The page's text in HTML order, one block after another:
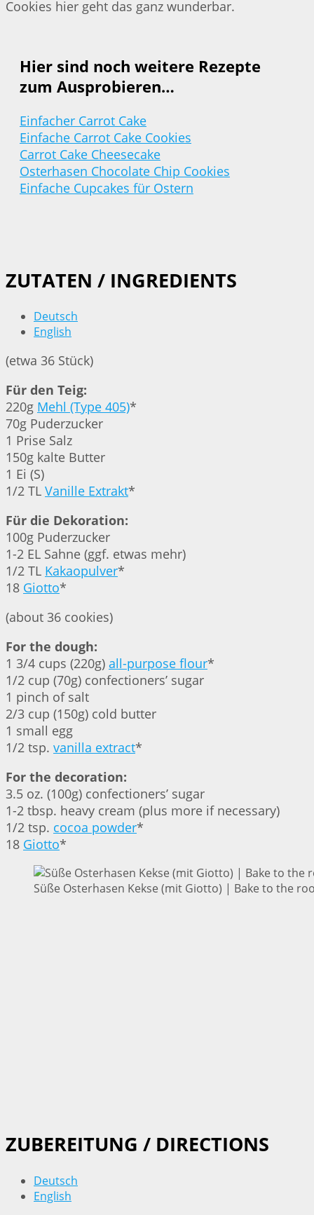
Cookies hier geht das ganz wunderbar.
Hier sind noch weitere Rezepte
zum Ausprobieren…
Einfacher Carrot Cake
Einfache Carrot Cake Cookies
Carrot Cake Cheesecake
Osterhasen Chocolate Chip Cookies
Einfache Cupcakes für Ostern
ZUTATEN / INGREDIENTS
Deutsch
English
(etwa 36 Stück)
Für den Teig:
220g Mehl (Type 405)*
70g Puderzucker
1 Prise Salz
150g kalte Butter
1 Ei (S)
1/2 TL Vanille Extrakt*
Für die Dekoration:
100g Puderzucker
1-2 EL Sahne (ggf. etwas mehr)
1/2 TL Kakaopulver*
18 Giotto*
(about 36 cookies)
For the dough:
1 3/4 cups (220g) all-purpose flour*
1/2 cup (70g) confectioners’ sugar
1 pinch of salt
2/3 cup (150g) cold butter
1 small egg
1/2 tsp. vanilla extract*
For the decoration:
3.5 oz. (100g) confectioners’ sugar
1-2 tbsp. heavy cream (plus more if necessary)
1/2 tsp. cocoa powder*
18 Giotto*
Süße Osterhasen Kekse (mit Giotto) | Bake to the
ZUBEREITUNG / DIRECTIONS
Deutsch
English